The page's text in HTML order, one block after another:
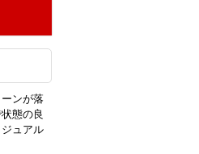
ンが落
態の良
ュアル